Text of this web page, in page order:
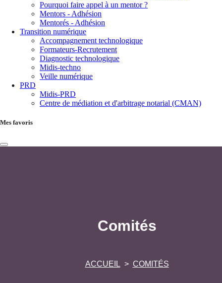
Pourquoi faire appel à un mentor ?
Mentors - Adhésion
Mentorés - Adhésion
Transition numérique
Accompagnement technologique
Formateurs-Recrutement
Diagnostic technologique
Midis-techno
Veille numérique
PRD
Midis-PRD
Centre de médiation et d'arbitrage notarial (CMAN)
Mes favoris
Comités
ACCUEIL COMITÉS